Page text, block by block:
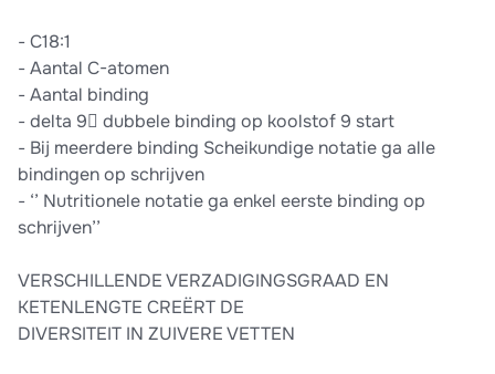
- C18:1
- Aantal C-atomen
- Aantal binding
- delta 9 dubbele binding op koolstof 9 start
- Bij meerdere binding Scheikundige notatie ga alle
bindingen op schrijven
- ‘’ Nutritionele notatie ga enkel eerste binding op
schrijven’’
VERSCHILLENDE VERZADIGINGSGRAAD EN
KETENLENGTE CREËRT DE
DIVERSITEIT IN ZUIVERE VETTEN